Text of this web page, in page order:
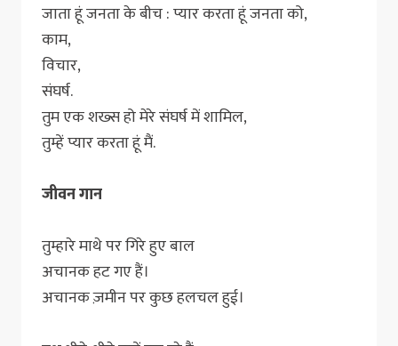
जाता हूं जनता के बीच : प्यार करता हूं जनता को,
काम,
विचार,
संघर्ष.
तुम एक शख्स हो मेरे संघर्ष में शामिल,
तुम्हें प्यार करता हूं मैं.
जीवन गान
तुम्हारे माथे पर गिरे हुए बाल
अचानक हट गए हैं।
अचानक ज़मीन पर कुछ हलचल हुई।